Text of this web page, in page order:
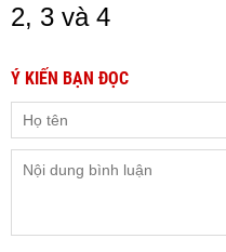
2, 3 và 4
Ý KIẾN BẠN ĐỌC